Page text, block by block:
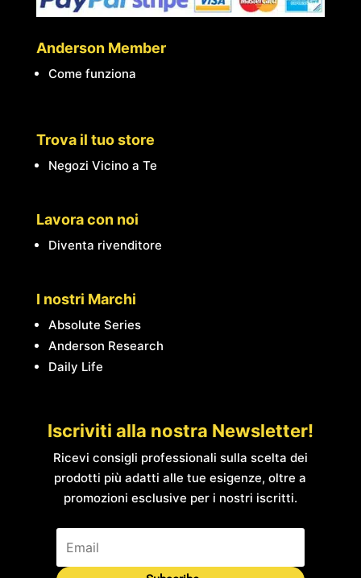
Anderson Member
Come funziona
Trova il tuo store
Negozi Vicino a Te
Lavora con noi
Diventa rivenditore
I nostri Marchi
Absolute Series
Anderson Research
Daily Life
Iscriviti alla nostra Newsletter!
Ricevi consigli professionali sulla scelta dei
prodotti più adatti alle tue esigenze, oltre a
promozioni esclusive per i nostri iscritti.